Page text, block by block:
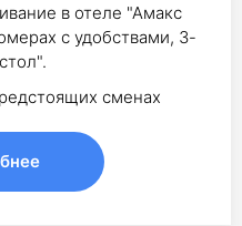
в отеле "Амакс
с удобствами, 3-
сменах